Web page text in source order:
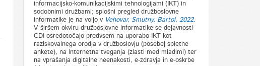
informacijsko-komunikacijskimi tehnologijami (IKT) in
sodobnimi družbami; splošni pregled družboslovne
informatike je na voljo v Vehovar, Smutny, Bartol, 2022.
V širšem okviru družboslovne informatike se dejavnosti
CDI osredotočajo predvsem na uporabo IKT kot
raziskovalnega orodja v družboslovju (posebej spletne
ankete), na internetna tveganja (zlasti med mladimi) ter
na vprašanja digitalne neenakosti, e-zdravja in e-oskrbe